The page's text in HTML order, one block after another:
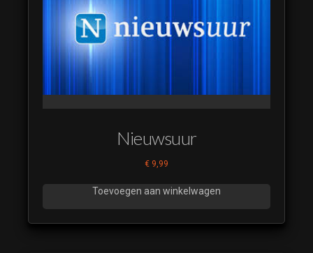
Nieuwsuur
€ 9,99
Toevoegen aan winkelwagen